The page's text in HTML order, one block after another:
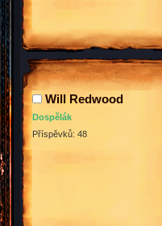
Will Redwood
Dospělák
Příspěvků: 48